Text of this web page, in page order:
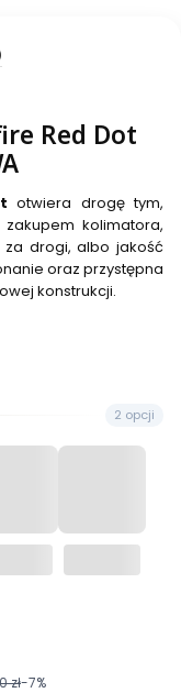
Red Dot
otwiera drogę tym,
kolimatora,
drogi, albo jakość
oraz przystępna
konstrukcji.
2 opcji
zł-7%